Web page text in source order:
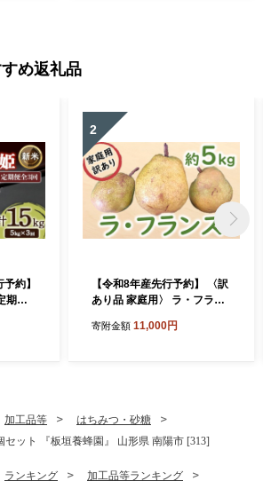
め返礼品
約】
期便3
～発
2
【令和8年産先行予約】 〈訳
あり品 家庭用〉 ラ・フラン
年11月中旬～発送》 『カネ
寄附金額 11,000円
加工品等
はちみつ・砂糖
セット 『板垣養蜂園』 山形県 南陽市 [313]
ランキング
加工品等ランキング